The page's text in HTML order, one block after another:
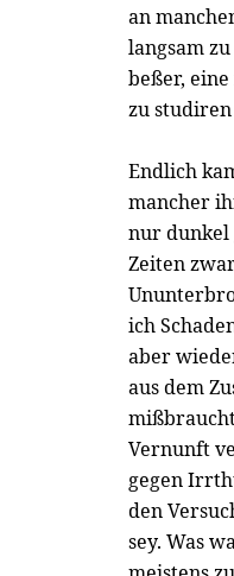
an
langsam
beßer,
zu
Endlich
mancher
nur dunkel
Zeiten
ich
aber
aus dem
Vernunft
gegen
den
sey. Was